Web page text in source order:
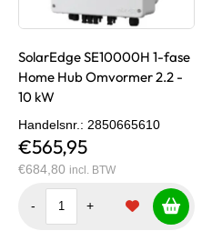
SolarEdge SE10000H 1-fase
Home Hub Omvormer 2.2 -
10 kW
Handelsnr. : 2850665610
€565,95
€684,80 incl. BTW
- +